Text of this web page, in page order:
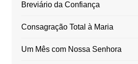
Breviário da Confiança
Consagração Total à Maria
Um Mês com Nossa Senhora